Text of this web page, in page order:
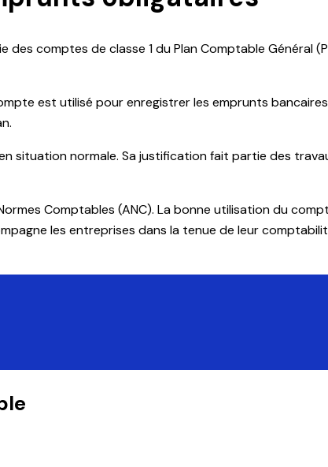
comptes de classe 1 du Plan Comptable Général
est utilisé pour enregistrer les emprunts
situation normale. Sa justification fait partie des
Comptables (ANC). La bonne utilisation du
les entreprises dans la tenue de leur